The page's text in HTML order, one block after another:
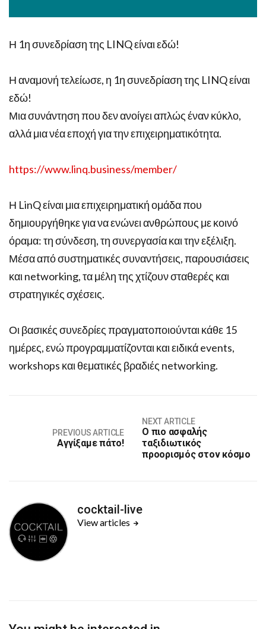
Η 1η συνεδρίαση της LINQ είναι εδώ!
Η αναμονή τελείωσε, η 1η συνεδρίαση της LINQ είναι
εδώ!
Μια συνάντηση που δεν ανοίγει απλώς έναν κύκλο,
αλλά μια νέα εποχή για την επιχειρηματικότητα.
https://www.linq.business/member/
Η LinQ είναι μια επιχειρηματική ομάδα που
δημιουργήθηκε για να ενώνει ανθρώπους με κοινό
όραμα: τη σύνδεση, τη συνεργασία και την εξέλιξη.
Μέσα από συστηματικές συναντήσεις, παρουσιάσεις
και networking, τα μέλη της χτίζουν σταθερές και
στρατηγικές σχέσεις.
Οι βασικές συνεδρίες πραγματοποιούνται κάθε 15
ημέρες, ενώ προγραμματίζονται και ειδικά events,
workshops και θεματικές βραδιές networking.
PREVIOUS ARTICLE
Αγγίξαμε πάτο!
NEXT ARTICLE
O πιο ασφαλής
ταξιδιωτικός
προορισμός στον κόσμο
cocktail-live
View articles